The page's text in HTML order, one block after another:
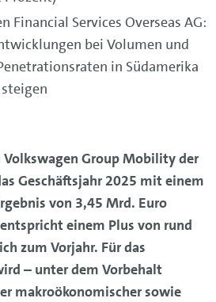
Financial Services Overseas AG:
bei Volumen und
in Südamerika
Volkswagen Group Mobility der
Geschäftsjahr 2025 mit einem
von 3,45 Mrd. Euro
einem Plus von rund
zum Vorjahr. Für das
– unter dem Vorbehalt
makroökonomischer sowie